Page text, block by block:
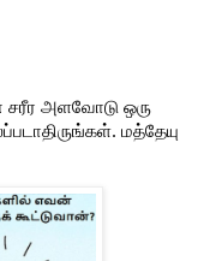
அளவோடு ஒரு
மத்தேயு